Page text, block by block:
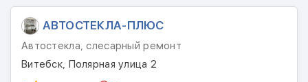
АВТОСТЕКЛА-ПЛЮС
Автостекла, слесарный ремонт
Витебск, Полярная улица 2